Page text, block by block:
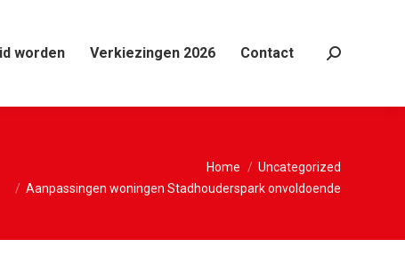
worden Verkiezingen 2026 Contact Search:
Home
Uncategorized
Aanpassingen woningen Stadhouderspark onvoldoende